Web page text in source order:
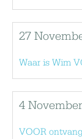
27
Waar is Wim
4
VOOR